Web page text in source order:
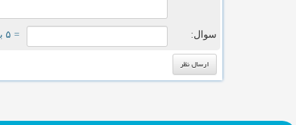
سوال: = ۵ بعلاوه ۴